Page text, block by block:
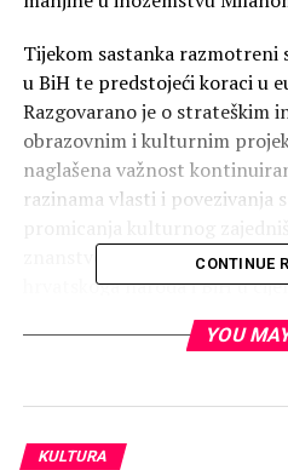
Tijekom sastanka
u BiH te predstojeći koraci u
Razgovarano je o strateškim
obrazovnim i kulturnim
naglašena važnost
razinama vlasti i povezivanja
znanstvenih i gospodarskih
hrvatskoga naroda i BiH u
Predsjednik Čović istaknuo je
projektima od visoke važnosti
CONTINUE
YOU
KULTURA